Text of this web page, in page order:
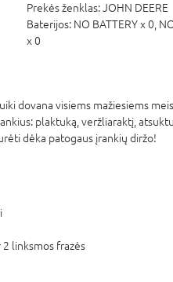
Prekės ženklas:JOHN DEERE
Baterijos: NO BATTERY x 0,
x 0
dovana visiems mažiesiems
plaktuką, veržliaraktį,
dėka patogaus įrankių diržo!
2 linksmos frazės